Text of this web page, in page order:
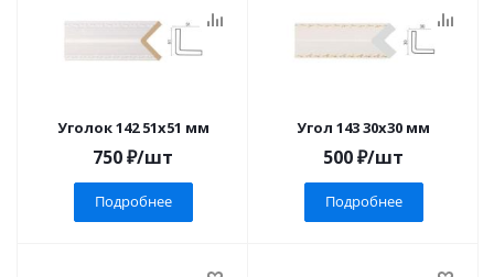
Уголок 142 51x51 мм
750₽/шт
Подробнее
Угол 143 30x30 мм
500₽/шт
Подробнее